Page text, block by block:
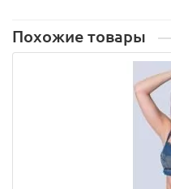
Похожие товары